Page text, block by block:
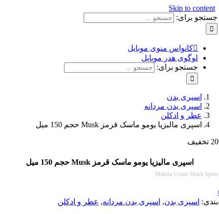
Skip to
برای:
کانواس منوی موبایل
لوگوی هدر موبایل
جستجو برای:
اسپری بدن
اسپری بدن مردانه
عطر و ادکلن
اسپری مالیزیا یومو ماسک قرمز Musk حجم 150 میل
اسپری مالیزیا یومو ماسک قرمز Musk حجم 150 میل
Malizia Uomo
اسپری بدن, اسپری بدن مردانه, عطر و ادکلن